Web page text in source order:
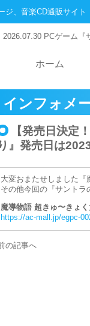
ジ、音楽CD通販サイト
2026.07.30 PCゲーム『
ホーム
インフォメ
【発売日決定
り』発売日は
大変おまたせしました『
その他今回の『サント
魔導物語 超きゅ〜きょ
https://ac-mall.jp/egpc-
の記事へ